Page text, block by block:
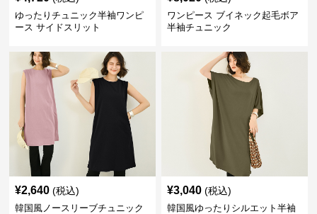
ゆったりチュニック半袖ワンピ
ース サイドスリット
ワンピース ブイネック起毛ボア
半袖チュニック
¥2,640 (税込)
韓国風ノースリーブチュニック
¥3,040 (税込)
韓国風ゆったりシルエット半袖